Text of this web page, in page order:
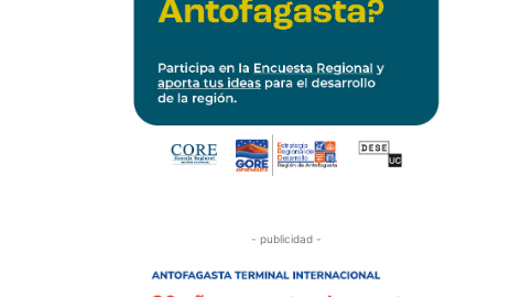
- publicidad -